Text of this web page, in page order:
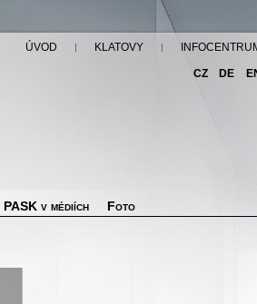
CZ DE
ÚVOD KLATOVY
PASK v médiích Foto